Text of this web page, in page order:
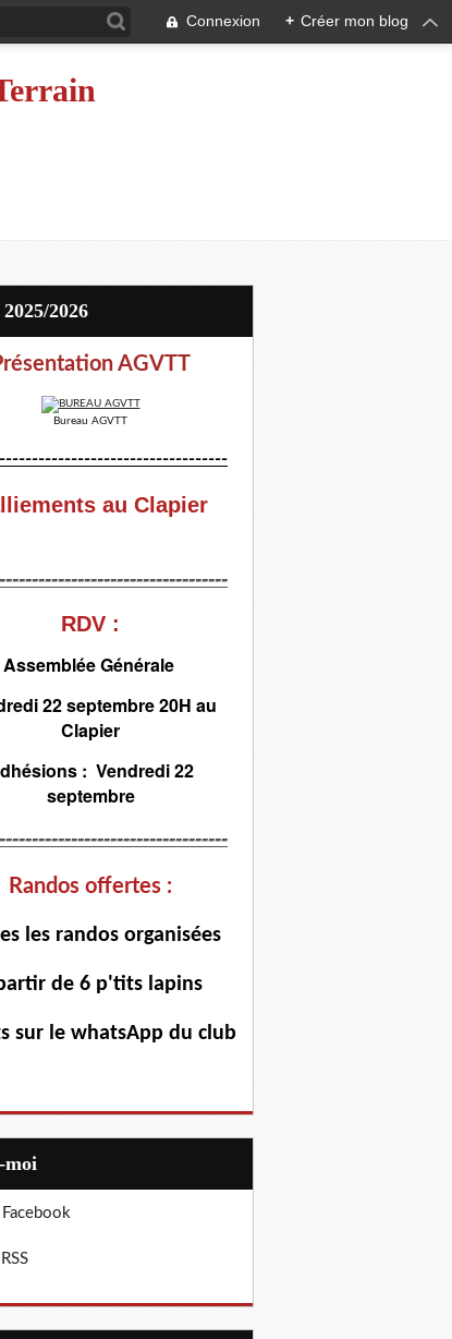
Connexion + Créer mon blog
2025/2026
AGVTT
Bureau AGVTT
au Clapier
RDV :
Assemblée Générale
22 septembre 20H au
Clapier
: Vendredi 22
septembre
Randos offertes :
les randos organisées
de 6 p'tits lapins
sur le whatsApp du club
moi